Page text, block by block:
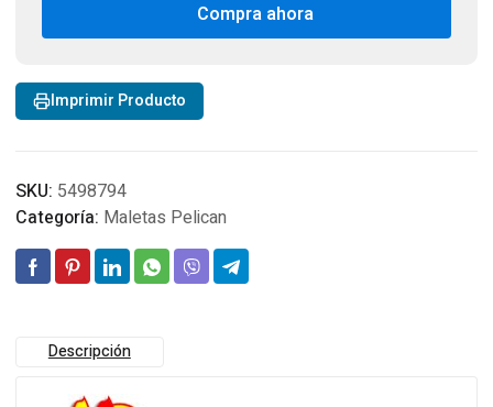
Compra ahora
Imprimir Producto
SKU: 5498794
Categoría: Maletas Pelican
Descripción